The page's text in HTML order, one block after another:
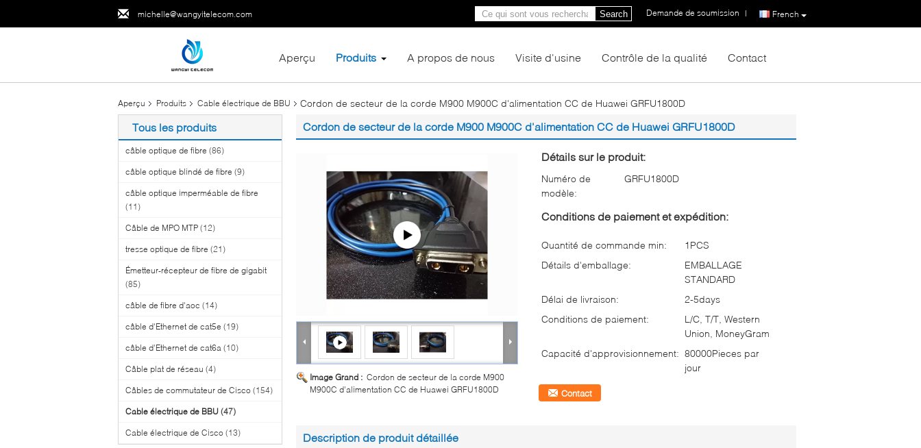
michelle@wangyitelecom.com French
Demande de soumission |
Search
Aperçu Produits A propos de nous Visite d'usine Contrôle de la qualité Contact
Aperçu Produits Cable électrique de BBU Cordon de secteur de la corde M900 M900C d'alimentation CC de Huawei GRFU1800D
Tous les produits
câble optique de fibre (86)
câble optique blindé de fibre (9)
câble optique imperméable de fibre
(11)
Câble de MPO MTP (12)
tresse optique de fibre (21)
Émetteur-récepteur de fibre de gigabit
(85)
câble de fibre d'aoc (14)
câble d'Ethernet de cat5e (19)
câble d'Ethernet de cat6a (10)
Câble plat de réseau (4)
Câbles de commutateur de Cisco (154)
Cable électrique de BBU (47)
Cable électrique de Cisco (13)
Cordon de secteur de la corde M900 M900C d'alimentation CC de Huawei GRFU1800D
Image Grand : Cordon de secteur de la corde M900
M900C d'alimentation CC de Huawei GRFU1800D
Détails sur le produit:
Numéro de
modèle:
GRFU1800D
Conditions de paiement et expédition:
Quantité de commande min:
1PCS
Détails d'emballage:
EMBALLAGE
STANDARD
Délai de livraison:
2-5days
Conditions de paiement:
L/C, T/T, Western
Union, MoneyGram
Capacité d'approvisionnement: 80000Pieces par
jour
Contact
Description de produit détaillée